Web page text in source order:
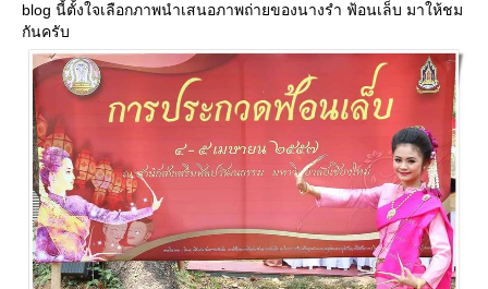
blog นี้ตั้งใจเลือกภาพนำเสนอภาพถ่ายของนางรำ ฟ้อนเล็บ มาให้ชม
กันครับ